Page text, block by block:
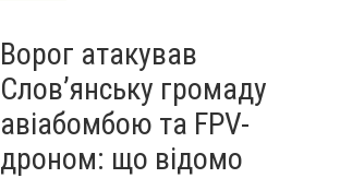
Ворог атакував
Слов’янську громаду
авіабомбою та FPV-
дроном: що відомо